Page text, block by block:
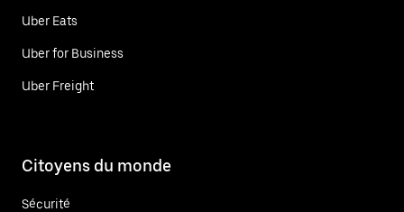
Uber Eats
Uber for Business
Uber Freight
Citoyens du monde
Sécurité